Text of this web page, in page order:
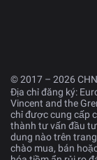
© 2017 – 2026
Địa chỉ đăng ký:
Vincent and the
chỉ được cung cấp
thành tư vấn đầu
dung nào trên
chào mua, bán